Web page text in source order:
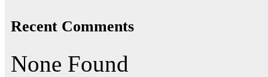
Recent Comments
None Found